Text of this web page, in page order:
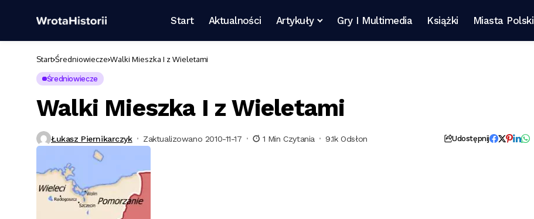
Start Aktualności Artykuły Gry I Multimedia Książki Miasta Polski
Start Średniowiecze Walki Mieszka I z Wieletami
Średniowiecze
Walki Mieszka I z Wieletami
Łukasz Piernikarczyk Zaktualizowano 2010-11-17 1 Min Czytania 9.1k Odsłon Udostępnij